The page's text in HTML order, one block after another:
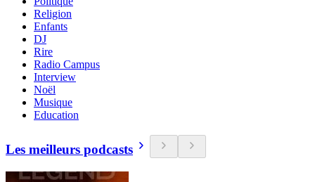
Religion
Enfants
DJ
Rire
Radio Campus
Interview
Noël
Musique
Education
Les meilleurs podcasts